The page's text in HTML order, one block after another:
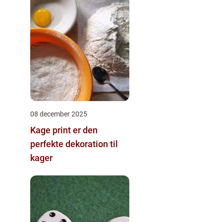
08 december 2025
Kage print er den
perfekte dekoration til
kager